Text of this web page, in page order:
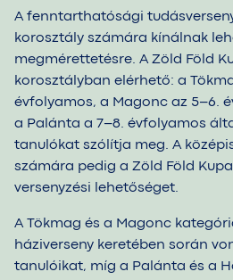
A fenntarthatósági
korosztály számára kínálnak
megmérettetésre. A Zöld Föld
korosztályban elérhető: a
évfolyamos, a Magonc az 5–6.
a Palánta a 7–8. évfolyamos
tanulókat szólítja meg. A
számára pedig a Zöld Föld
versenyzési lehetőséget.
A Tökmag és a Magonc
háziverseny keretében során
tanulóikat, míg a Palánta és a